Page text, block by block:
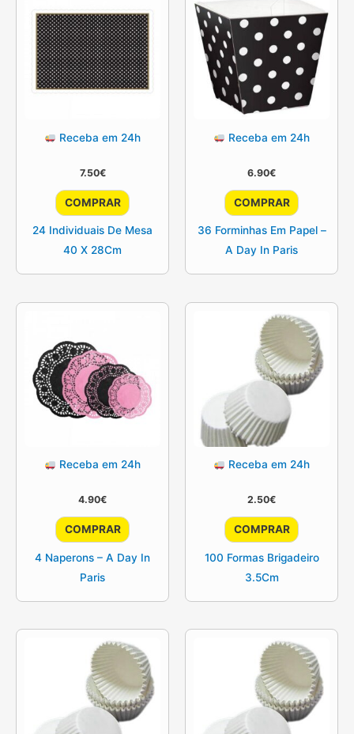
Receba em 24h
7.50€
COMPRAR
24 Individuais De Mesa
40 X 28Cm
Receba em 24h
6.90€
COMPRAR
36 Forminhas Em Papel –
A Day In Paris
Receba em 24h
4.90€
COMPRAR
4 Naperons – A Day In
Paris
Receba em 24h
2.50€
COMPRAR
100 Formas Brigadeiro
3.5Cm